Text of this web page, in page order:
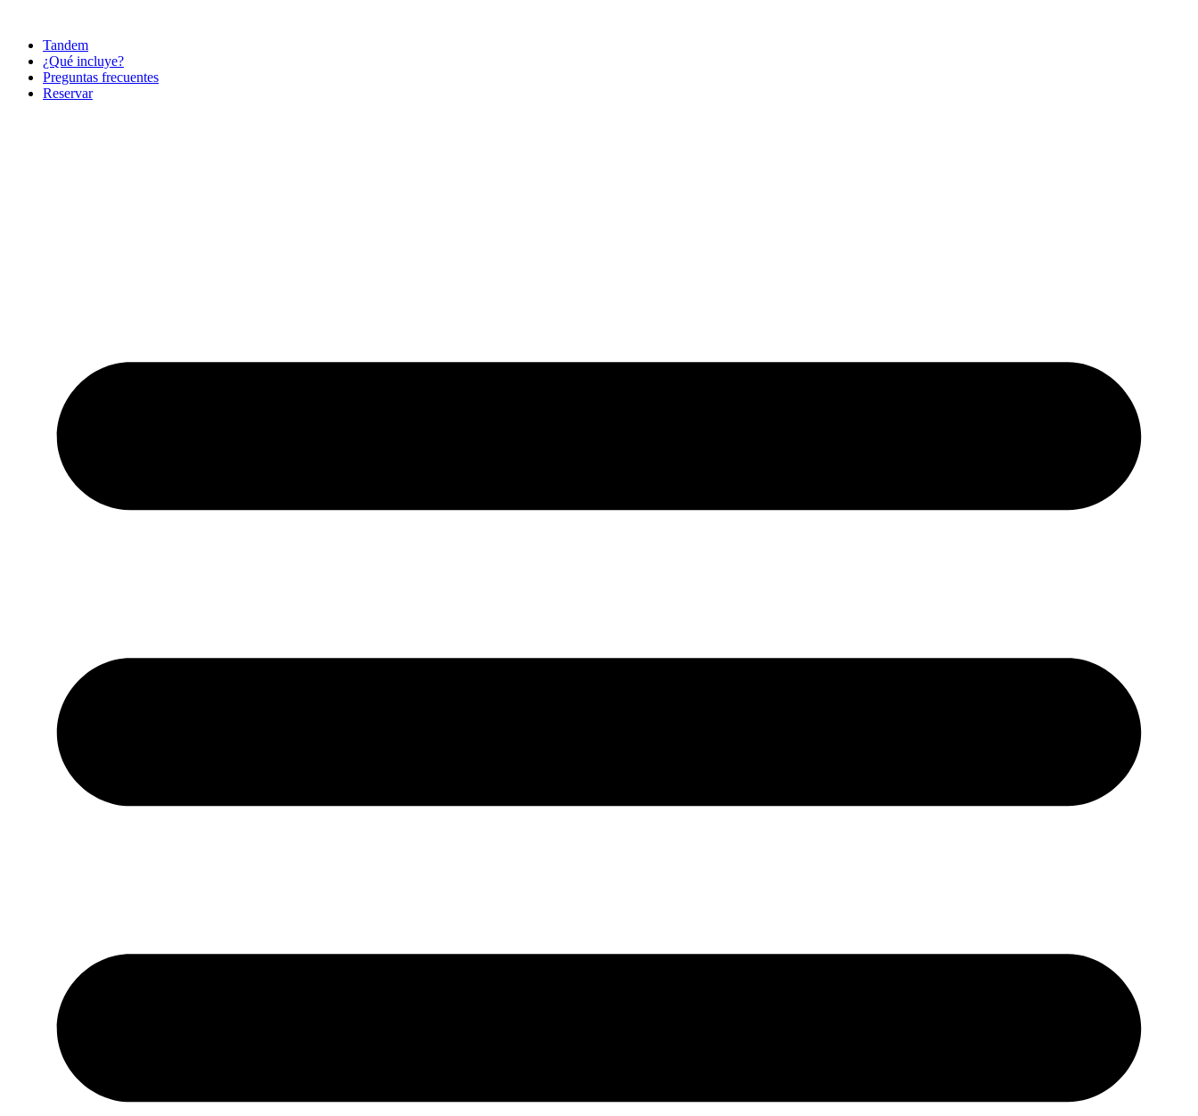
contenidoTandem
¿Qué incluye?
Preguntas frecuentes
Reservar